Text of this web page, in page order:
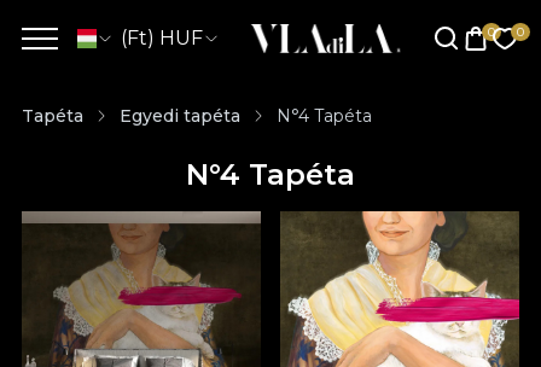
(Ft) HUF
Tapéta Egyedi tapéta N°4 Tapéta
N°4 Tapéta